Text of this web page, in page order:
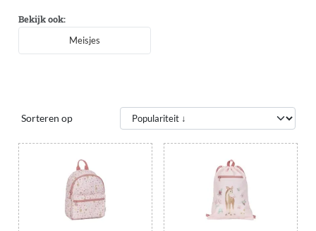
Bekijk ook:
Meisjes
Sorteren op